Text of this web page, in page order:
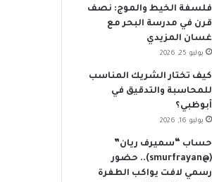
فلسفة الخيط والموج: نصف
قرن في مدرسة البحر مع
غسان المزيدي
يوليو 25, 2026
كيف تختار الشريك المناسب
للمحاسبة والتدقيق في
أبوظبي؟
يوليو 16, 2026
حساب “سميرف ريان”
(@smurfrayan).. حضور
رسمي لافت يواكب الطفرة